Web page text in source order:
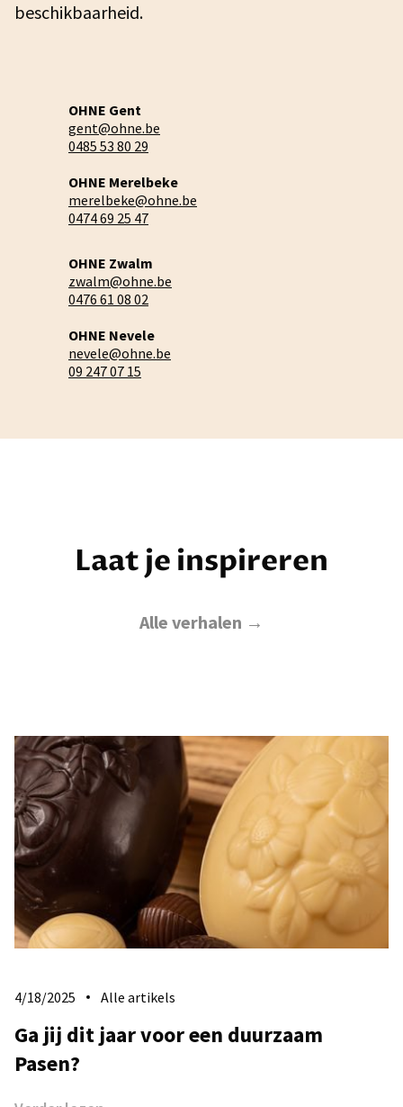
beschikbaarheid.
OHNE Gent
gent@ohne.be
0485 53 80 29
OHNE Merelbeke
merelbeke@ohne.be
0474 69 25 47
OHNE Zwalm
zwalm@ohne.be
0476 61 08 02
OHNE Nevele
nevele@ohne.be
09 247 07 15
Laat je inspireren
Alle verhalen →
4/18/2025 Alle artikels
Ga jij dit jaar voor een duurzaam
Pasen?